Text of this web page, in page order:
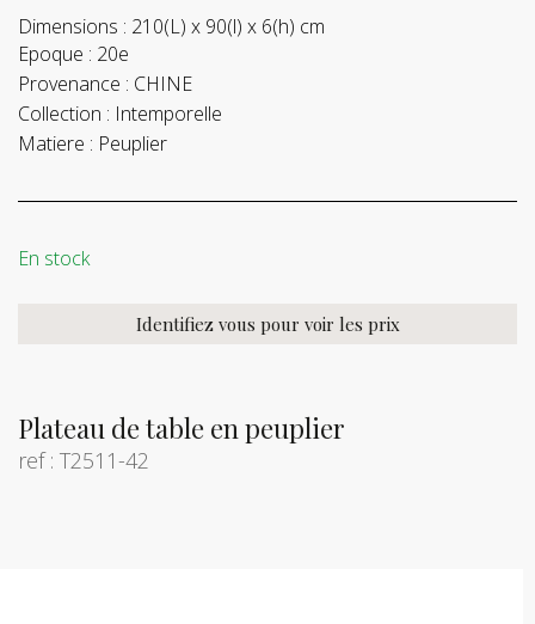
Plateau de table en peuplier
ref : T2511-42
Dimensions : 210(L) x 90(l) x 6(h) cm
Epoque : 20e
Provenance : CHINE
Collection : Intemporelle
Matiere : Peuplier
En stock
Identifiez vous pour voir les prix